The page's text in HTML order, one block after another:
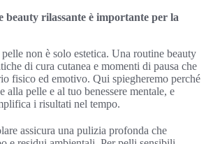
beauty rilassante è importante per la
non è solo estetica. Una routine beauty
di cura cutanea e momenti di pausa che
fisico ed emotivo. Qui spiegheremo perché
alla pelle e al tuo benessere mentale, e
i risultati nel tempo.
assicura una pulizia profonda che